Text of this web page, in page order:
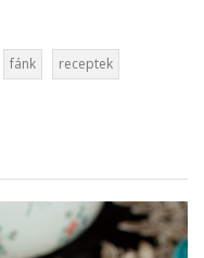
fánk
receptek